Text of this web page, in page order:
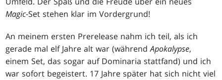
Magic-Set stehen klar im Vordergrund!
An meinem ersten Prerelease nahm ich teil, als ich
gerade mal elf Jahre alt war (währendApokalypse,
einem Set, das sogar auf Dominaria stattfand) und ich
war sofort begeistert. 17 Jahre später hat sich nicht viel